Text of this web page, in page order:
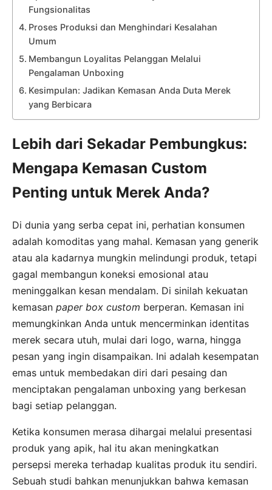
Fungsionalitas
Proses Produksi dan Menghindari Kesalahan
Umum
Membangun Loyalitas Pelanggan Melalui
Pengalaman Unboxing
Kesimpulan: Jadikan Kemasan Anda Duta Merek
yang Berbicara
Lebih dari Sekadar Pembungkus:
Mengapa Kemasan Custom
Penting untuk Merek Anda?
Di dunia yang serba cepat ini, perhatian konsumen
adalah komoditas yang mahal. Kemasan yang generik
atau ala kadarnya mungkin melindungi produk, tetapi
gagal membangun koneksi emosional atau
meninggalkan kesan mendalam. Di sinilah kekuatan
kemasan paper box custom berperan. Kemasan ini
memungkinkan Anda untuk mencerminkan identitas
merek secara utuh, mulai dari logo, warna, hingga
pesan yang ingin disampaikan. Ini adalah kesempatan
emas untuk membedakan diri dari pesaing dan
menciptakan pengalaman unboxing yang berkesan
bagi setiap pelanggan.
Ketika konsumen merasa dihargai melalui presentasi
produk yang apik, hal itu akan meningkatkan
persepsi mereka terhadap kualitas produk itu sendiri.
Sebuah studi bahkan menunjukkan bahwa kemasan